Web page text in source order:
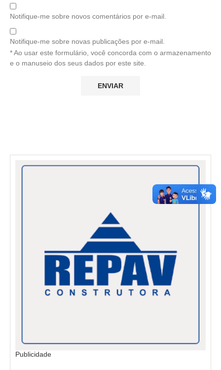
Notifique-me sobre novos comentários por e-mail.
Notifique-me sobre novas publicações por e-mail.
* Ao usar este formulário, você concorda com o armazenamento
e o manuseio dos seus dados por este site.
Publicidade